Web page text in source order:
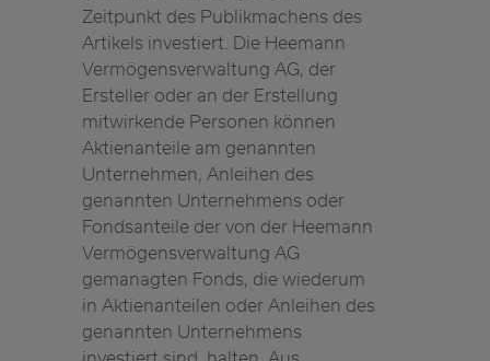
Zeitpunkt des Publikmachens des
Artikels investiert. Die Heemann
Vermögensverwaltung AG, der
Ersteller oder an der Erstellung
mitwirkende Personen können
Aktienanteile am genannten
Unternehmen, Anleihen des
genannten Unternehmens oder
Fondsanteile der von der Heemann
Vermögensverwaltung AG
gemanagten Fonds, die wiederum
in Aktienanteilen oder Anleihen des
genannten Unternehmens